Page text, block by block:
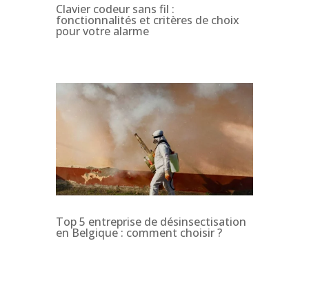
Clavier codeur sans fil :
fonctionnalités et critères de choix
pour votre alarme
Top 5 entreprise de désinsectisation
en Belgique : comment choisir ?